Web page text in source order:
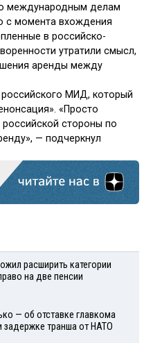
международным делам
с момента вхождения
в российско-
утратили смысл,
аренды между
МИД, который
«Просто
стороны по
— подчеркнул
расширить категории
на две пенсии
— об отставке главкома
задержке транша от НАТО